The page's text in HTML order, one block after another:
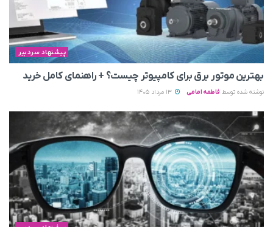
پیشنهاد سردبیر
بهترین موتور برق برای کامپیوتر چیست؟ + راهنمای کامل خرید
نوشته شده توسط فاطمه امامی